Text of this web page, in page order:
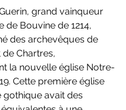
de Bouvine de 1214,
des archevêques de
Chartres,
la nouvelle église Notre-
Cette première église
gothique avait des